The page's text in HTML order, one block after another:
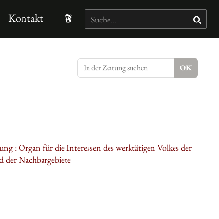
Kontakt
: Organ für die Interessen des werktätigen Volkes der
der Nachbargebiete